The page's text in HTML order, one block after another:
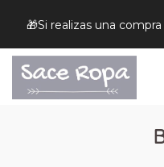
🎁Si realizas una